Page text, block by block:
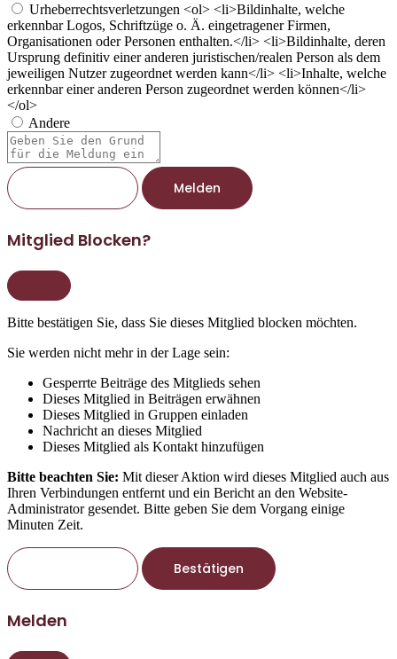
Urheberrechtsverletzungen <ol> <li>Bildinhalte, welche
erkennbar Logos, Schriftzüge o. Ä. eingetragener Firmen,
Organisationen oder Personen enthalten.</li> <li>Bildinhalte, deren
Ursprung definitiv einer anderen juristischen/realen Person als dem
jeweiligen Nutzer zugeordnet werden kann</li> <li>Inhalte, welche
erkennbar einer anderen Person zugeordnet werden können</li>
</ol>
Andere
Berichtsnotiz
Melden
Mitglied Blocken?
Bitte bestätigen Sie, dass Sie dieses Mitglied blocken möchten.
Sie werden nicht mehr in der Lage sein:
Gesperrte Beiträge des Mitglieds sehen
Dieses Mitglied in Beiträgen erwähnen
Dieses Mitglied in Gruppen einladen
Nachricht an dieses Mitglied
Dieses Mitglied als Kontakt hinzufügen
Bitte beachten Sie: Mit dieser Aktion wird dieses Mitglied auch aus
Ihren Verbindungen entfernt und ein Bericht an den Website-
Administrator gesendet. Bitte geben Sie dem Vorgang einige
Minuten Zeit.
Bestätigen
Melden